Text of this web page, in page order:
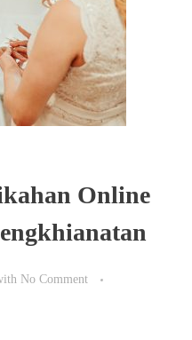
Online
No Comment